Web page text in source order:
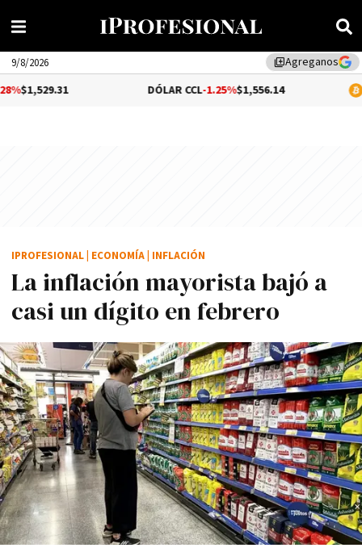
library_addAgreganos
9/8/2026
-1.25%$1,556.14
La inflación mayorista bajó a
casi un dígito en febrero
IPROFESIONAL ECONOMÍA INFLACIÓN